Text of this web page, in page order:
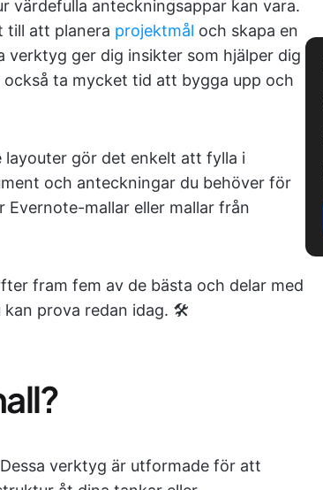
värdefulla anteckningsappar kan vara.
till att planera projektmål och skapa en
verktyg ger dig insikter som hjälper dig
ta mycket tid att bygga upp och
layouter gör det enkelt att fylla i
och anteckningar du behöver för
mallar eller mallar från
fram fem av de bästa och delar med
kan prova redan idag. 🛠️
verktyg är utformade för att